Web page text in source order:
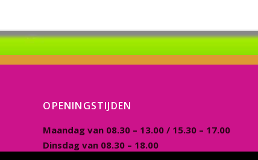
OPENINGSTIJDEN
Maandag van 08.30 – 13.00 / 15.30 – 17.00
Dinsdag van 08.30 – 18.00